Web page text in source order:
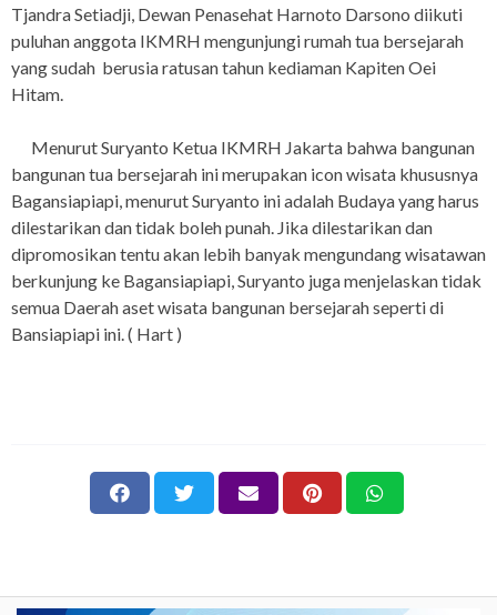
Tjandra Setiadji, Dewan Penasehat Harnoto Darsono diikuti
puluhan anggota IKMRH mengunjungi rumah tua bersejarah
yang sudah berusia ratusan tahun kediaman Kapiten Oei
Hitam.
Menurut Suryanto Ketua IKMRH Jakarta bahwa bangunan
bangunan tua bersejarah ini merupakan icon wisata khususnya
Bagansiapiapi, menurut Suryanto ini adalah Budaya yang harus
dilestarikan dan tidak boleh punah. Jika dilestarikan dan
dipromosikan tentu akan lebih banyak mengundang wisatawan
berkunjung ke Bagansiapiapi, Suryanto juga menjelaskan tidak
semua Daerah aset wisata bangunan bersejarah seperti di
Bansiapiapi ini. ( Hart )